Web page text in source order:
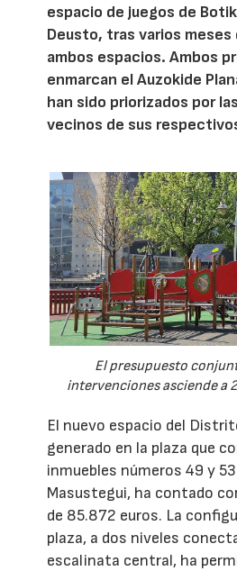
espacio de juegos de
Deusto, tras varios meses
ambos espacios. Ambos
enmarcan el Auzokide
han sido priorizados por
vecinos de sus
El presupuesto
intervenciones asciende a
El nuevo espacio del
generado en la plaza que
inmuebles números 49 y
Masustegui, ha contado
de 85.872 euros. La
plaza, a dos niveles
escalinata central, ha